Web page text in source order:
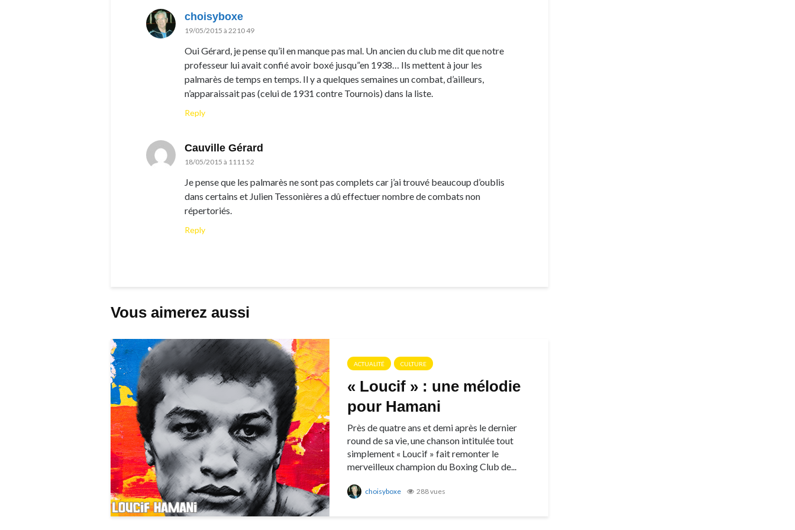
choisyboxe
19/05/2015 à 2210 49
Oui Gérard, je pense qu’il en manque pas mal. Un ancien du club me dit que notre
professeur lui avait confié avoir boxé jusqu”en 1938… Ils mettent à jour les
palmarès de temps en temps. Il y a quelques semaines un combat, d’ailleurs,
n’apparaissait pas (celui de 1931 contre Tournois) dans la liste.
Reply
Cauville Gérard
18/05/2015 à 1111 52
Je pense que les palmarès ne sont pas complets car j’ai trouvé beaucoup d’oublis
dans certains et Julien Tessonières a dû effectuer nombre de combats non
répertoriés.
Reply
Vous aimerez aussi
ACTUALITÉ CULTURE
« Loucif » : une mélodie
pour Hamani
Près de quatre ans et demi après le dernier
round de sa vie, une chanson intitulée tout
simplement « Loucif » fait remonter le
merveilleux champion du Boxing Club de...
choisyboxe 288 vues